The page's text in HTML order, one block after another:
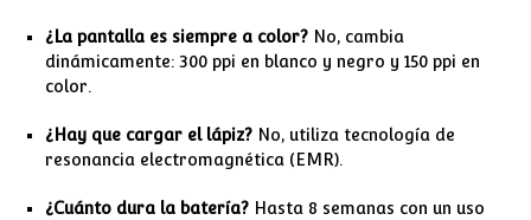
¿La pantalla es siempre a color?No, cambia
dinámicamente: 300 ppi en blanco y negro y 150 ppi en
color.
¿Hay que cargar el lápiz?No, utiliza tecnología de
resonancia electromagnética (EMR).
¿Cuánto dura la batería?Hasta 8 semanas con un uso